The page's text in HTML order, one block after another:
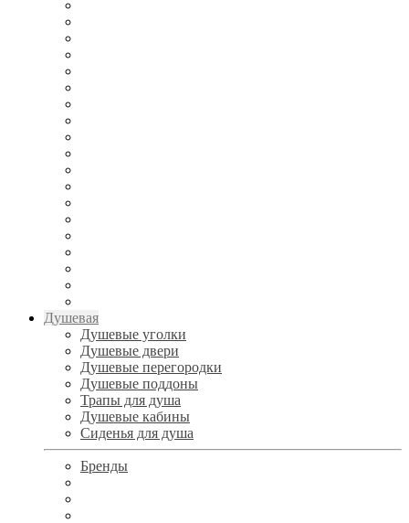
Душевая
Душевые уголки
Душевые двери
Душевые перегородки
Душевые поддоны
Трапы для душа
Душевые кабины
Сиденья для душа
Бренды